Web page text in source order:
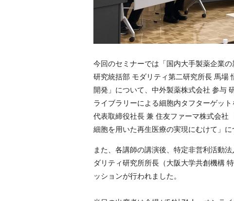
今回のセミナーでは「国内大手製薬企業
研究統括部 モダリティ第二研究所長 馬場
開発」について、中外製薬株式会社 参与
ライブラリーによる細胞内タフターゲッ
代表取締役社長 兼 住友ファーマ株式会
細胞を用いた再生医療の実現にむけて」
また、各講師の講演後、特定非営利活動
ダリティ研究所所長（大阪大学共創機構
ッションが行われました。